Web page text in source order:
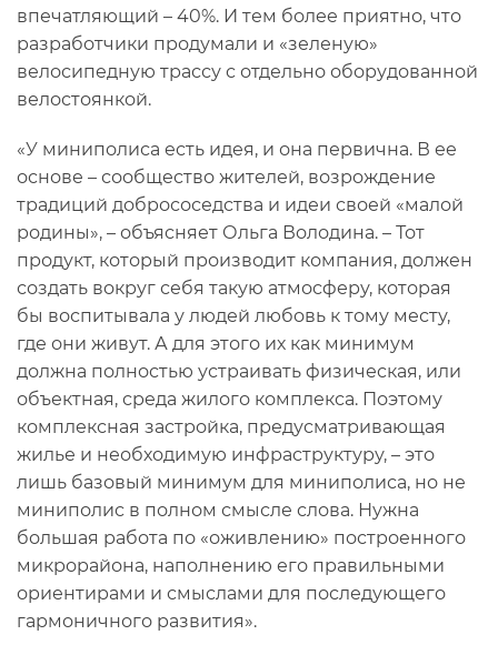
впечатляющий – 40%. И тем более приятно, что
разработчики продумали и «зеленую»
велосипедную трассу с отдельно оборудованной
велостоянкой.
«У миниполиса есть идея, и она первична. В ее
основе – сообщество жителей, возрождение
традиций добрососедства и идеи своей «малой
родины», – объясняет Ольга Володина. – Тот
продукт, который производит компания, должен
создать вокруг себя такую атмосферу, которая
бы воспитывала у людей любовь к тому месту,
где они живут. А для этого их как минимум
должна полностью устраивать физическая, или
объектная, среда жилого комплекса. Поэтому
комплексная застройка, предусматривающая
жилье и необходимую инфраструктуру, – это
лишь базовый минимум для миниполиса, но не
миниполис в полном смысле слова. Нужна
большая работа по «оживлению» построенного
микрорайона, наполнению его правильными
ориентирами и смыслами для последующего
гармоничного развития».